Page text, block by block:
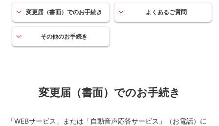
変更届（書面）でのお手続き よくあるご質問
その他のお手続き
変更届（書面）でのお手続き
「WEBサービス」または「自動音声応答サービス」（お電話）に